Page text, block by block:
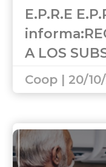
E.P.R.E
A LOS
A LA
Coop | 20/